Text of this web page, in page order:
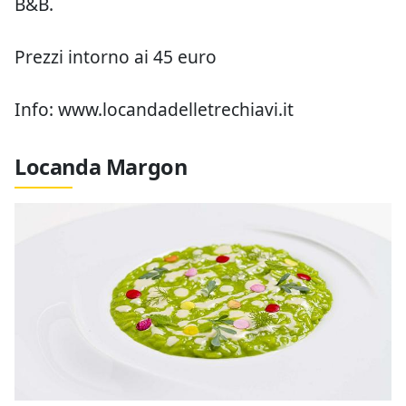
Prezzi intorno ai 45 euro
Info: www.locandadelletrechiavi.it
Locanda Margon